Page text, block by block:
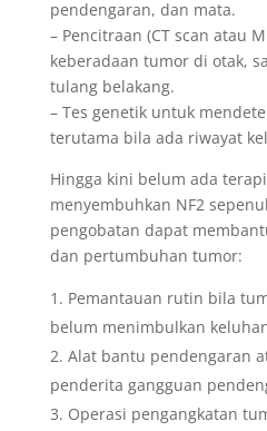
pendengaran, dan mata.
– Pencitraan (CT scan atau
keberadaan tumor di otak,
tulang belakang.
– Tes genetik untuk
terutama bila ada riwayat
Hingga kini belum ada
menyembuhkan NF2
pengobatan dapat
dan pertumbuhan tumor:
Pemantauan rutin bila
belum menimbulkan
Alat bantu pendengaran
penderita gangguan
Operasi pengangkatan